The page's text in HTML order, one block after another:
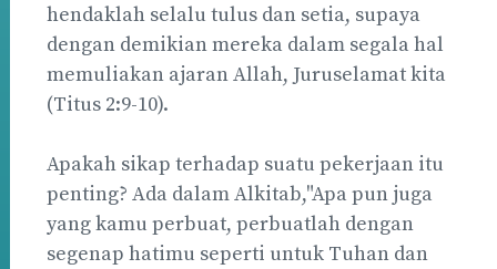
hendaklah selalu tulus dan setia, supaya
dengan demikian mereka dalam segala hal
memuliakan ajaran Allah, Juruselamat kita
(Titus 2:9-10).
Apakah sikap terhadap suatu pekerjaan itu
penting? Ada dalam Alkitab,"Apa pun juga
yang kamu perbuat, perbuatlah dengan
segenap hatimu seperti untuk Tuhan dan